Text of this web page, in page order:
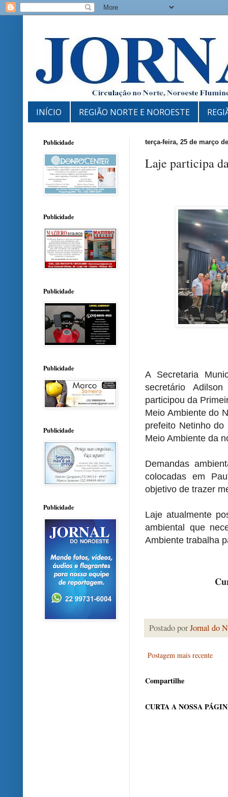
INÍCIO REGIÃO NORTE E NOROESTE
terça-feira, 25 de março
Laje participa
A Secretaria
secretário
participou da
Meio Ambiente do
prefeito Netinho
Meio Ambiente da
Demandas
colocadas em
objetivo de trazer
Laje atualmente
ambiental que
Ambiente trabalha
Postado porJornal do
Postagem mais recente
Compartilhe
CURTA A NOSSA
Publicidade
Publicidade
Publicidade
Publicidade
Publicidade
Publicidade